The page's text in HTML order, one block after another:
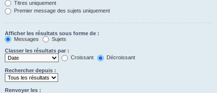
Titres uniquement
Premier message des sujets uniquement
Afficher les résultats sous forme de :
Messages
Sujets
Classer les résultats par :
Croissant
Décroissant
Rechercher depuis :
Renvoyer les :